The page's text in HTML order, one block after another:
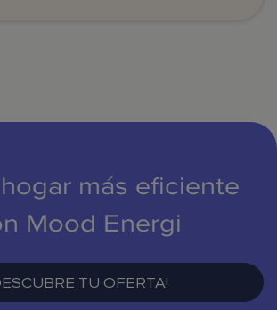
más eficiente
Mood Energi
TU OFERTA!